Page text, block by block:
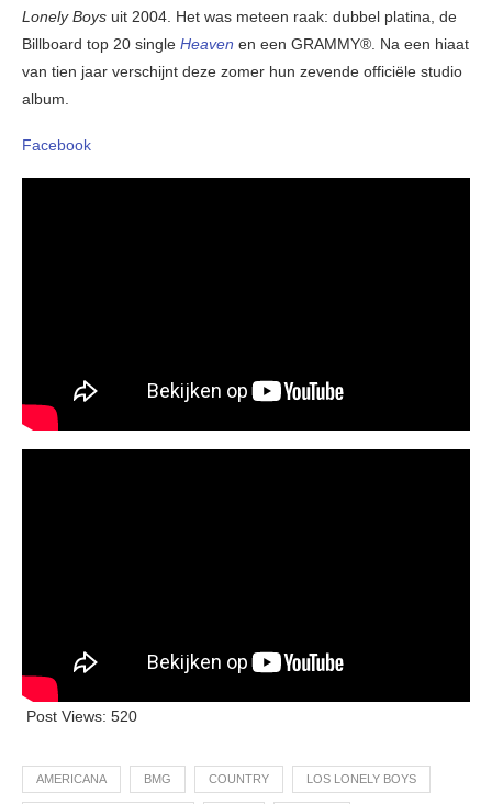
Lonely Boys uit 2004. Het was meteen raak: dubbel platina, de
Billboard top 20 single Heaven en een GRAMMY®. Na een hiaat
van tien jaar verschijnt deze zomer hun zevende officiële studio
album.
Facebook
Post Views: 520
AMERICANA BMG COUNTRY LOS LONELY BOYS